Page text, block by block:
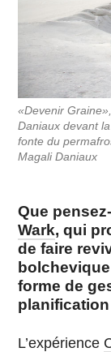
«Devenir
Daniaux devant
fonte du
Magali Daniaux
Que
Wark, qui
de faire
bolchevique
forme de
L’expérience